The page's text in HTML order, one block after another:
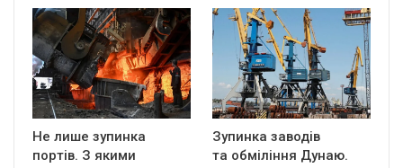
Не лише зупинка
портів. З якими
Зупинка заводів
та обміління Дунаю.